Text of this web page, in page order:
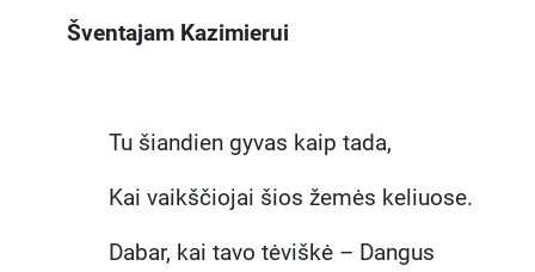
Šventajam Kazimierui
Tu šiandien gyvas kaip tada,
Kai vaikščiojai šios žemės keliuose.
Dabar, kai tavo tėviškė – Dangus